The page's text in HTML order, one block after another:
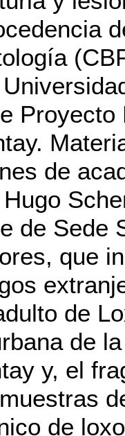
Proyecto
de
de Sede
que
de
de
y, el
de